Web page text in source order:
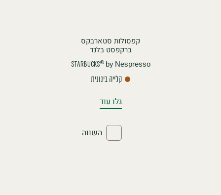
קפסולות סטארבקס
ברקפסט בלנד
STARBUCKS®by Nespresso
קלייה בינונית
גלו עוד
השווה